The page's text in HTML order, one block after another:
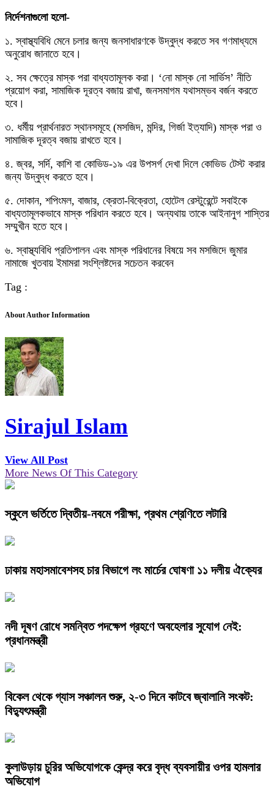
নির্দেশনাগুলো হলো-
১. স্বাস্থ্যবিধি মেনে চলার জন্য জনসাধারণকে উদ্বুদ্ধ করতে সব গণমাধ্যমে
অনুরোধ জানাতে হবে।
২. সব ক্ষেত্রে মাস্ক পরা বাধ্যতামূলক করা। ‘নো মাস্ক নো সার্ভিস’ নীতি
প্রয়োগ করা, সামাজিক দূরত্ব বজায় রাখা, জনসমাগম যথাসম্ভব বর্জন করতে
হবে।
৩. ধর্মীয় প্রার্থনারত স্থানসমূহে (মসজিদ, মন্দির, গির্জা ইত্যাদি) মাস্ক পরা ও
সামাজিক দূরত্ব বজায় রাখতে হবে।
৪. জ্বর, সর্দি, কাশি বা কোভিড-১৯ এর উপসর্গ দেখা দিলে কোভিড টেস্ট করার
জন্য উদ্বুদ্ধ করতে হবে।
৫. দোকান, শপিংমল, বাজার, ক্রেতা-বিক্রেতা, হোটেল রেস্টুরেন্টে সবাইকে
বাধ্যতামূলকভাবে মাস্ক পরিধান করতে হবে। অন্যথায় তাকে আইনানুগ শাস্তির
সম্মুখীন হতে হবে।
৬. স্বাস্থ্যবিধি প্রতিপালন এবং মাস্ক পরিধানের বিষয়ে সব মসজিদে জুমার
নামাজে খুতবায় ইমামরা সংশ্লিষ্টদের সচেতন করবেন
Tag :
About Author Information
Sirajul Islam
View All Post
More News Of This Category
স্কুলে ভর্তিতে দ্বিতীয়-নবমে পরীক্ষা, প্রথম শ্রেণিতে লটারি
ঢাকায় মহাসমাবেশসহ চার বিভাগে লং মার্চের ঘোষণা ১১ দলীয় ঐক্যের
নদী দূষণ রোধে সমন্বিত পদক্ষেপ গ্রহণে অবহেলার সুযোগ নেই:
প্রধানমন্ত্রী
বিকেল থেকে গ্যাস সঞ্চালন শুরু, ২-৩ দিনে কাটবে জ্বালানি সংকট:
বিদ্যুৎমন্ত্রী
কুলাউড়ায় চুরির অভিযোগকে কেন্দ্র করে বৃদ্ধ ব্যবসায়ীর ওপর হামলার
অভিযোগ